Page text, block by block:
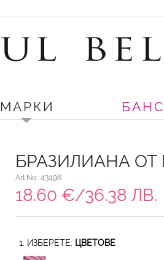
МАРКИ
БРАЗИЛИАНА ОТ
Art.No.: 43496
18.60 €/36.38 ЛВ.
1. ИЗБЕРЕТЕ: ЦВЕТОВЕ